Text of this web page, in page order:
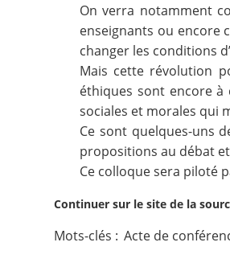
Nous suivre
On verra notamment
enseignants ou encore
changer les conditions
Mais cette révolution
éthiques sont encore à
sociales et morales qui
Ce sont quelques-uns
propositions au débat
Ce colloque sera piloté
Continuer sur le site de la
Mots-clés : Acte de